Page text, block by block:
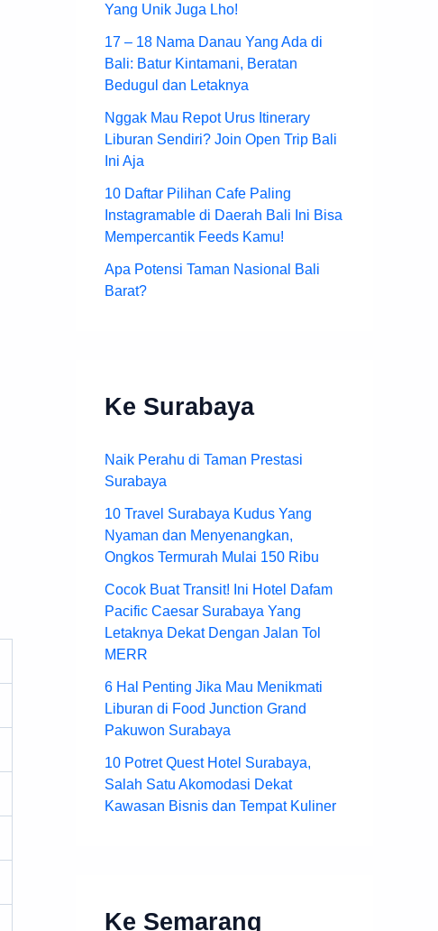
Yang Unik Juga Lho!
17 – 18 Nama Danau Yang Ada di
Bali: Batur Kintamani, Beratan
Bedugul dan Letaknya
Nggak Mau Repot Urus Itinerary
Liburan Sendiri? Join Open Trip Bali
Ini Aja
10 Daftar Pilihan Cafe Paling
Instagramable di Daerah Bali Ini Bisa
Mempercantik Feeds Kamu!
Apa Potensi Taman Nasional Bali
Barat?
Ke Surabaya
Naik Perahu di Taman Prestasi
Surabaya
10 Travel Surabaya Kudus Yang
Nyaman dan Menyenangkan,
Ongkos Termurah Mulai 150 Ribu
Cocok Buat Transit! Ini Hotel Dafam
Pacific Caesar Surabaya Yang
Letaknya Dekat Dengan Jalan Tol
MERR
6 Hal Penting Jika Mau Menikmati
Liburan di Food Junction Grand
Pakuwon Surabaya
10 Potret Quest Hotel Surabaya,
Salah Satu Akomodasi Dekat
Kawasan Bisnis dan Tempat Kuliner
Ke Semarang